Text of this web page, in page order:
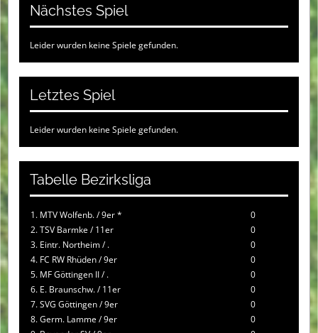
Nächstes Spiel
Leider wurden keine Spiele gefunden.
Letztes Spiel
Leider wurden keine Spiele gefunden.
Tabelle Bezirksliga
1. MTV Wolfenb. / 9er *
0
2. TSV Barmke / 11er
0
3. Eintr. Northeim / .
0
4. FC RW Rhüden / 9er
0
5. MF Göttingen II / .
0
6. E. Braunschw. / 11er
0
7. SVG Göttingen / 9er
0
8. Germ. Lamme / 9er
0